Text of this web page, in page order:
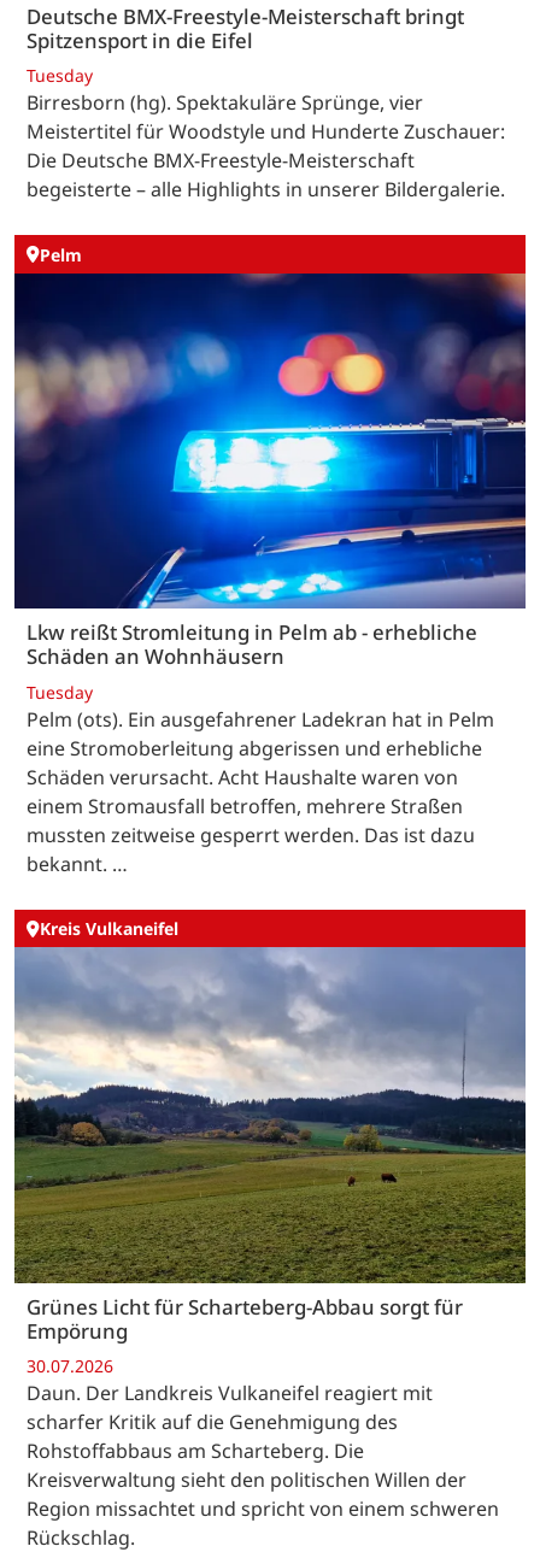
Deutsche BMX-Freestyle-Meisterschaft bringt
Spitzensport in die Eifel
Tuesday
Birresborn (hg). Spektakuläre Sprünge, vier
Meistertitel für Woodstyle und Hunderte Zuschauer:
Die Deutsche BMX-Freestyle-Meisterschaft
begeisterte – alle Highlights in unserer Bildergalerie.
Pelm
Lkw reißt Stromleitung in Pelm ab - erhebliche
Schäden an Wohnhäusern
Tuesday
Pelm (ots). Ein ausgefahrener Ladekran hat in Pelm
eine Stromoberleitung abgerissen und erhebliche
Schäden verursacht. Acht Haushalte waren von
einem Stromausfall betroffen, mehrere Straßen
mussten zeitweise gesperrt werden. Das ist dazu
bekannt. …
Kreis Vulkaneifel
Grünes Licht für Scharteberg-Abbau sorgt für
Empörung
30.07.2026
Daun. Der Landkreis Vulkaneifel reagiert mit
scharfer Kritik auf die Genehmigung des
Rohstoffabbaus am Scharteberg. Die
Kreisverwaltung sieht den politischen Willen der
Region missachtet und spricht von einem schweren
Rückschlag.